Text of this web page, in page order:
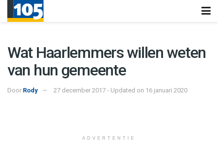
Wat Haarlemmers willen weten
van hun gemeente
Door Rody 27 december 2017 - Updated on 16 januari 2020
ADVERTENTIE